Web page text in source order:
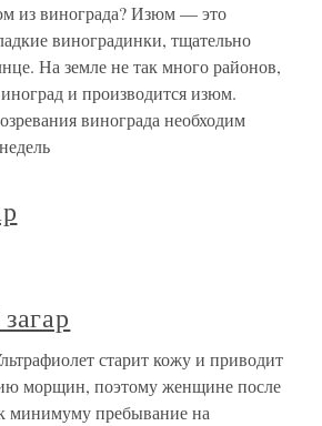
из винограда? Изюм — это
виноградинки, тщательно
На земле не так много районов,
и производится изюм.
винограда необходим
старит кожу и приводит
морщин, поэтому женщине после
минимуму пребывание на